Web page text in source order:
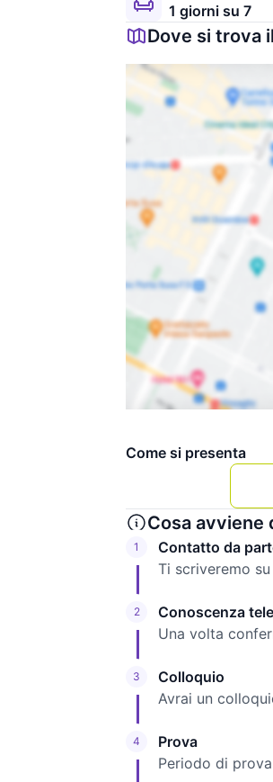
1 giorni su 7
Dove si trova
Come si presenta
Cosa avviene
1
Contatto da
Ti scriveremo
2
Conoscenza
Una volta
3
Colloquio
Avrai un
4
Prova
Periodo di